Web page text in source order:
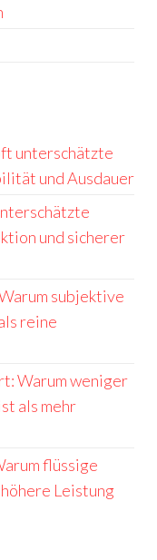
unterschätzte
und Ausdauer
und sicherer
subjektive
reine
Warum weniger
als mehr
flüssige
Leistung